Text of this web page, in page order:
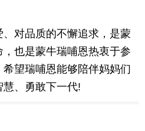
对品质的不懈追求，是蒙
也是蒙牛瑞哺恩热衷于参
望瑞哺恩能够陪伴妈妈们
、勇敢下一代!